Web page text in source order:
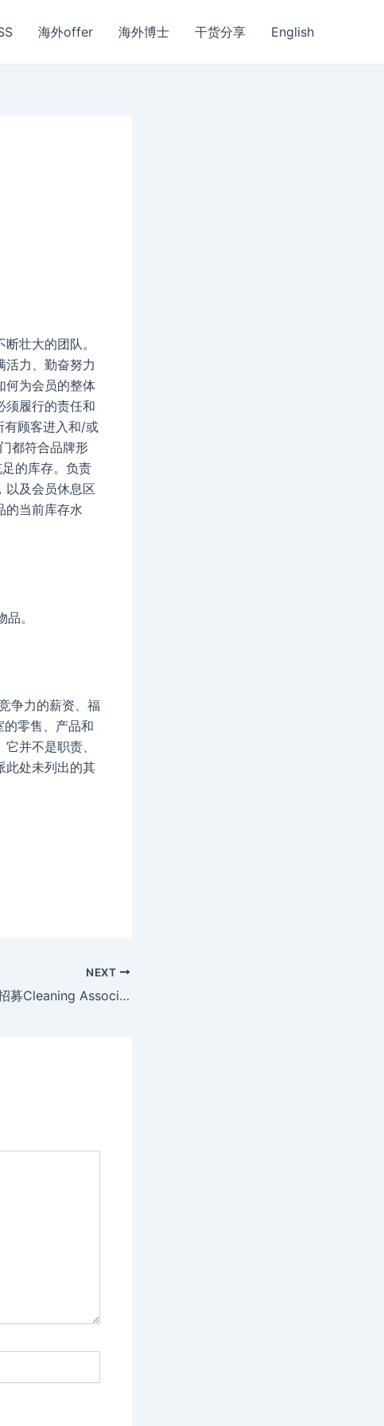
海外offer 海外博士 干货分享 English
壮大的团队。
活力、勤奋努力
何为会员的整体
须履行的责任和
有顾客进入和/或
都符合品牌形
的库存。负责
以及会员休息区
的当前库存水
。
争力的薪资、福
零售、产品和
并不是职责、
此处未列出的其
NEXT
Studio Three招募Cleaning Associate